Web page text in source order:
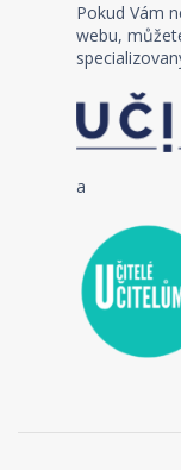
Pokud Vám
webu,
a